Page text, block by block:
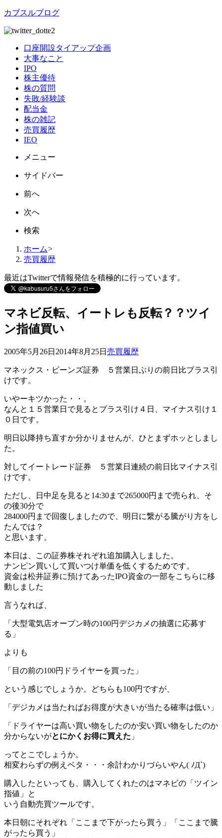
カブスルブログ
口座開設タイアップ企画
大事なこと
IPO
株主優待
株の質問
失敗/経験談
配当金
株の雑記
売買履歴
IEO
メニュー
サイドバー
前へ
次へ
検索
ホーム>
売買履歴
最近はTwitterで情報発信を積極的に行っています。
マネビ反転、イートレも反転？？ツイ
ン指値買い
2005年5月26日 2014年8月25日 売買履歴
マネックス・ビーンズ証券 ５営業日ぶりの前日比プラス引
けです。
いやーキツかった・・。
なんと１５営業日で見るとプラス引け４日、マイナス引け１
０日です。
明日以降持ち直すか分かりませんが、ひとまずホッとしまし
た。
対してイートレード証券 ５営業日連続の前日比マイナス引
けです。
ただし、日中足を見ると14:30まで265000円まで売られ、そ
の後30分で
284000円まで回復しましたので、明日に繋がる騰がり方をし
たんでは？
と思います。
本日は、この証券株それぞれ追加購入しました。
ナンピン買いして買いつけ単価を低くするためです。
資金は松井証券に預けてあったIPO資金の一部をこちらに移
動しました
言うなれば、
「大型電気店オープン時の100円デジカメの抽選に応募す
る」
よりも
「目の前の100円ドライヤーを買った」
という感じでしょうか。どちらも100円ですが、
「デジカメは当たればお得度が大きいが当たる確率は低い」
「ドライヤーは高い買い物をしたのか安い買い物をしたのか
分からないがとにかくお得に買えた 」
ってとこでしょうか。
相変わらずの例えベタ・・・余計わかりづらいやん( ﾉД`)
購入したといっても、購入してくれたのはマネビの「ツイン
指値」と
いう自動売買ツールです。
本日朝にそれぞれ「ここまで下がったら買う」「ここまで騰
がったら買う」